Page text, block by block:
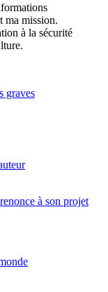
ma mission.
à la sécurité
graves
à son projet